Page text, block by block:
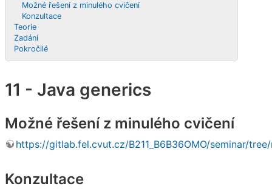
Možné řešení z minulého cvičení
Konzultace
Teorie
Zadání
Pokročilé
11 - Java generics
Možné řešení z minulého cvičení
https://gitlab.fel.cvut.cz/B211_B6B36OMO/seminar/
Konzultace